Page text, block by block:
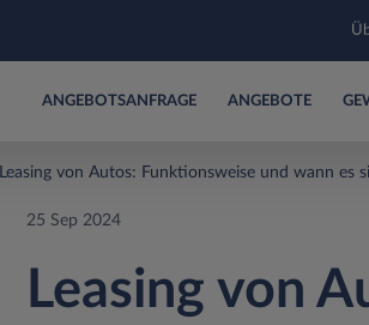
ANGEBOTSANFRAGE ANGEBOTE
Leasing von Autos: Funktionsweise und wann es
25 Sep 2024
Leasing von